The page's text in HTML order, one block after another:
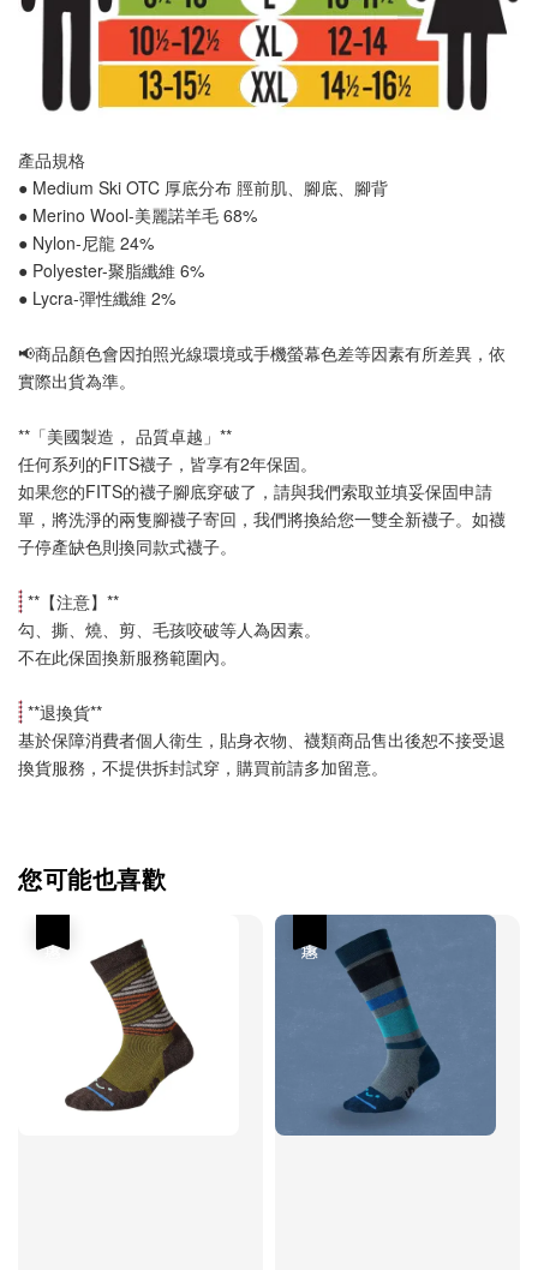
產品規格
● Medium Ski OTC 厚底分布 脛前肌 腳底
腳背
● Merino Wool-美麗諾羊毛 68%
● Nylon-尼龍 24%
● Polyester-聚脂纖維 6%
● Lycra-彈性纖維 2%
📢商品顏色會因拍照光線環境或手機螢幕色差等因素有所差異，依
實際出貨為準。
**「美國製造， 品質卓越」**
任何系列的FITS襪子，皆享有2年保固。
如果您的FITS的襪子腳底穿破了，請與我們索取並填妥保固申請
單，將洗淨的兩隻腳襪子寄回，我們將換給您一雙全新襪子。如襪
子停產缺色則換同款式襪子。
**【注意】**
勾、撕、燒、剪、毛孩咬破等人為因素。
不在此保固換新服務範圍內。
**退換貨**
基於保障消費者個人衛生，貼身衣物、襪類商品售出後恕不接受退
換貨服務，不提供拆封試穿，購買前請多加留意。
您可能也喜歡